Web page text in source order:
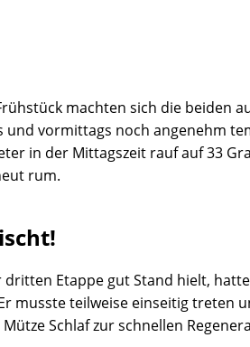
machten sich die beiden
und vormittags noch angenehm
in der Mittagszeit rauf auf 33
rum.
Etappe gut Stand hielt,
musste teilweise einseitig treten
Schlaf zur schnellen